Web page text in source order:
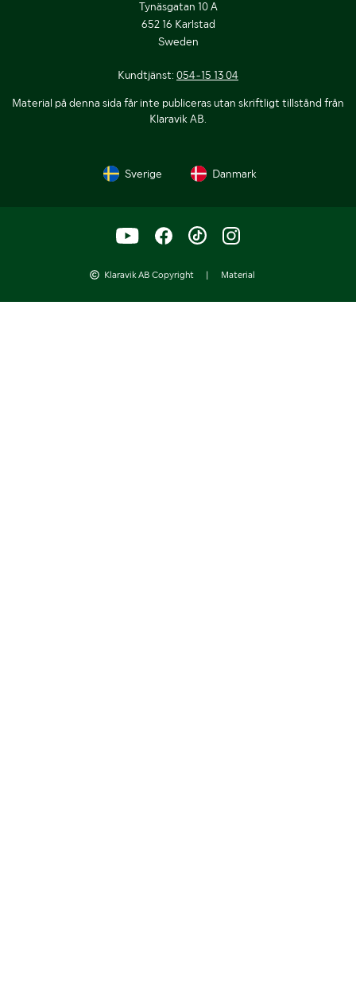
Tynäsgatan 10 A
652 16 Karlstad
Sweden
Kundtjänst: 054-15 13 04
Material på denna sida får inte publiceras utan skriftligt tillstånd från
Klaravik AB.
Sverige Danmark
Klaravik AB Copyright | Material